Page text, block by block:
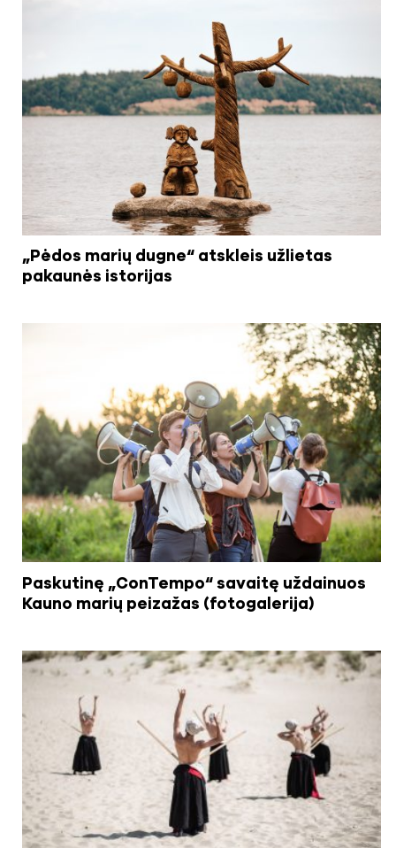
„Pėdos marių dugne“ atskleis užlietas
pakaunės istorijas
Paskutinę „ConTempo“ savaitę uždainuos
Kauno marių peizažas (fotogalerija)